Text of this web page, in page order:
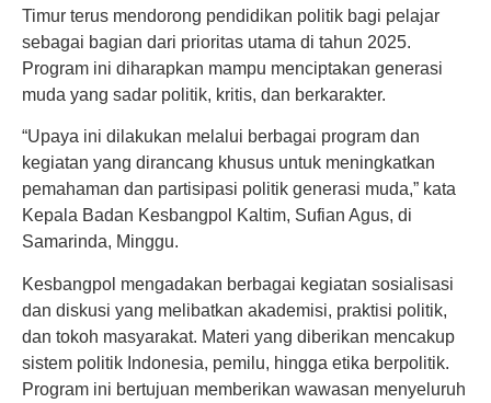
Timur terus mendorong pendidikan politik bagi pelajar
sebagai bagian dari prioritas utama di tahun 2025.
Program ini diharapkan mampu menciptakan generasi
muda yang sadar politik, kritis, dan berkarakter.
“Upaya ini dilakukan melalui berbagai program dan
kegiatan yang dirancang khusus untuk meningkatkan
pemahaman dan partisipasi politik generasi muda,” kata
Kepala Badan Kesbangpol Kaltim, Sufian Agus, di
Samarinda, Minggu.
Kesbangpol mengadakan berbagai kegiatan sosialisasi
dan diskusi yang melibatkan akademisi, praktisi politik,
dan tokoh masyarakat. Materi yang diberikan mencakup
sistem politik Indonesia, pemilu, hingga etika berpolitik.
Program ini bertujuan memberikan wawasan menyeluruh